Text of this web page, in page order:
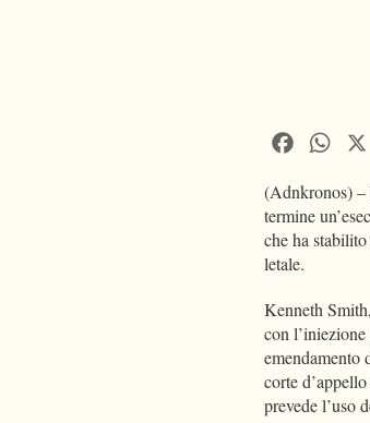
Facebook
(Adnkronos) –
termine
che ha
letale.
Kenneth
con
emendamento
corte
prevede l’uso